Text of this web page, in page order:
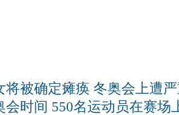
将被确定瘫痪 冬奥会上遭
会时间 550名运动员在赛场